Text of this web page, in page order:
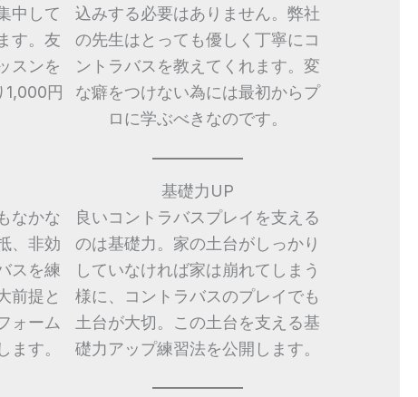
中して
す。友
スンを
1,000円
込みする必要はありません。弊社
の先生はとっても優しく丁寧にコ
ントラバスを教えてくれます。変
な癖をつけない為には最初からプ
ロに学ぶべきなのです。
なかな
、非効
スを練
前提と
ォーム
ます。
基礎力UP
良いコントラバスプレイを支える
のは基礎力。家の土台がしっかり
していなければ家は崩れてしまう
様に、コントラバスのプレイでも
土台が大切。この土台を支える基
礎力アップ練習法を公開します。